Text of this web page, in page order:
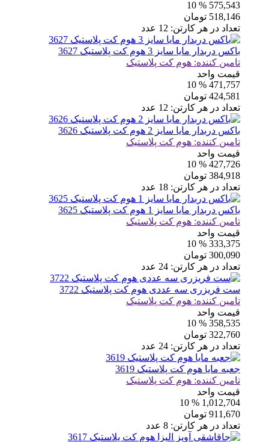
575,543
% 10
518,146 تومان
تعداد در هر کارتن: 12 عدد
باکس دربدار مایا سایز 3 هوم کت پلاستیک 3627
تامین کننده: هوم کت پلاستیک
قیمت واحد
471,757
% 10
424,581 تومان
تعداد در هر کارتن: 12 عدد
باکس دربدار مایا سایز 2 هوم کت پلاستیک 3626
تامین کننده: هوم کت پلاستیک
قیمت واحد
427,726
% 10
384,918 تومان
تعداد در هر کارتن: 18 عدد
باکس دربدار مایا سایز 1 هوم کت پلاستیک 3625
تامین کننده: هوم کت پلاستیک
قیمت واحد
333,375
% 10
300,090 تومان
تعداد در هر کارتن: 24 عدد
ست فریزری سه عددی هوم کت پلاستیک 3722
تامین کننده: هوم کت پلاستیک
قیمت واحد
358,535
% 10
322,760 تومان
تعداد در هر کارتن: 24 عدد
جعبه مایا هوم کت پلاستیک 3619
تامین کننده: هوم کت پلاستیک
قیمت واحد
1,012,704
% 10
911,670 تومان
تعداد در هر کارتن: 8 عدد